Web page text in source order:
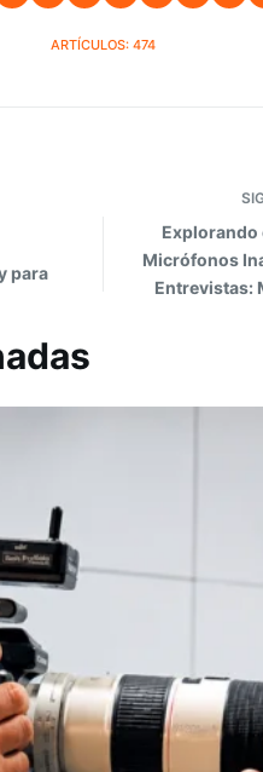
ARTÍCULOS: 474
para
Explorando
Micrófonos
Entrevistas: